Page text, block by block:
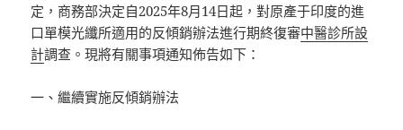
定，商務部決定自2025年8月14日起，對原產于印度的進
口單模光纖所適用的反傾銷辦法進行期終復審中醫診所設
計調查。現將有關事項通知佈告如下：
一、繼續實施反傾銷辦法